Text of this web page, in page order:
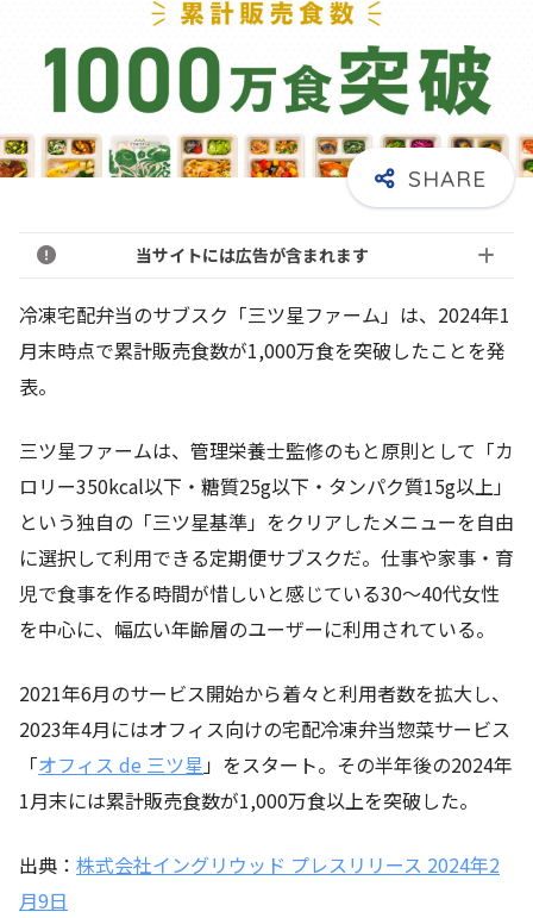
当サイトには広告が含まれます
冷凍宅配弁当のサブスク「三ツ星ファーム」は、2024年1
月末時点で累計販売食数が1,000万食を突破したことを発
表。
三ツ星ファームは、管理栄養士監修のもと原則として「カ
ロリー350kcal以下・糖質25g以下・タンパク質15g以上」
という独自の「三ツ星基準」をクリアしたメニューを自由
に選択して利用できる定期便サブスクだ。仕事や家事・育
児で食事を作る時間が惜しいと感じている30～40代女性
を中心に、幅広い年齢層のユーザーに利用されている。
2021年6月のサービス開始から着々と利用者数を拡大し、
2023年4月にはオフィス向けの宅配冷凍弁当惣菜サービス
「オフィス de 三ツ星 」をスタート。その半年後の2024年
1月末には累計販売食数が1,000万食以上を突破した。
出典： 株式会社イングリウッド プレスリリース 2024年2
月9日